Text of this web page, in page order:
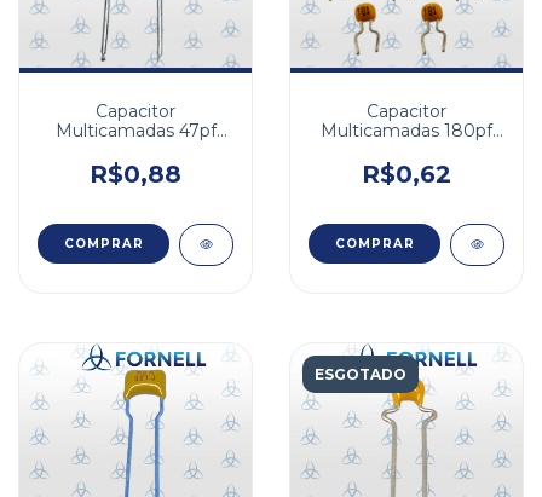
Capacitor
Multicamadas 47pf
5,08mm
R$0,88
Capacitor
Multicamadas 180pf
R$0,62
ESGOTADO